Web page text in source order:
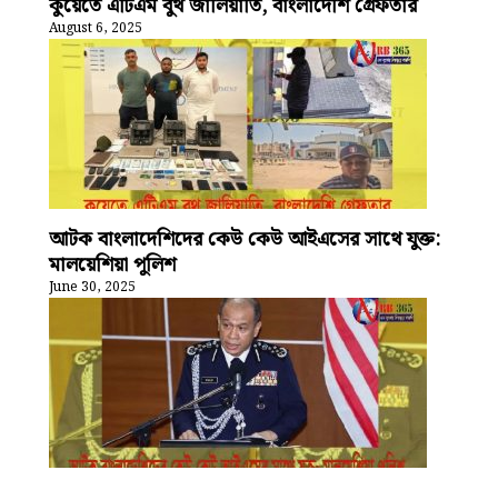
August 6, 2025
আটক বাংলাদেশিদের কেউ কেউ আইএসের সাথে যুক্ত:
মালয়েশিয়া পুলিশ
June 30, 2025